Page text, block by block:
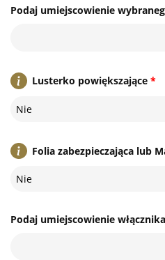
Podaj umiejscowienie
*
Lusterko powiększające
Nie
Folia zabezpieczająca lub
Nie
Podaj umiejscowienie